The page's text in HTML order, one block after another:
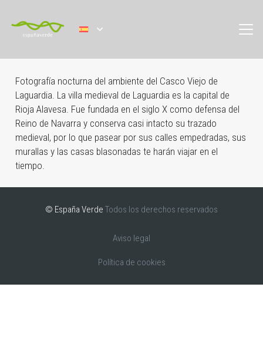
Fotografía nocturna del ambiente del Casco Viejo de
Laguardia. La villa medieval de Laguardia es la capital de
Rioja Alavesa. Fue fundada en el siglo X como defensa del
Reino de Navarra y conserva casi intacto su trazado
medieval, por lo que pasear por sus calles empedradas, sus
murallas y las casas blasonadas te harán viajar en el
tiempo.
© España Verde Todos los derechos reservados
Aviso legal
Política de cookies